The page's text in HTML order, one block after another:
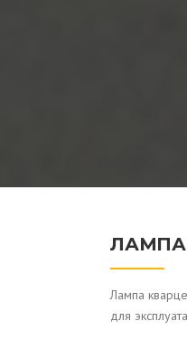
ЛАМПА
Лампа
для